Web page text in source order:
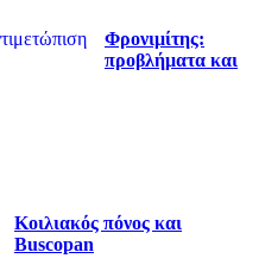
Φρονιμίτης:
προβλήματα και
Κοιλιακός πόνος και
Buscopan